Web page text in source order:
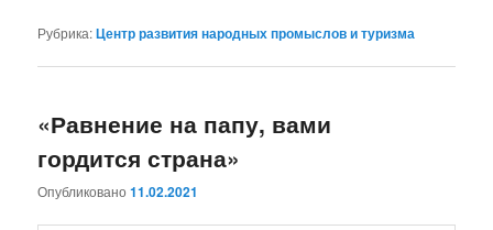
Рубрика:Центр развития народных промыслов и туризма
«Равнение на папу, вами
гордится страна»
Опубликовано11.02.2021